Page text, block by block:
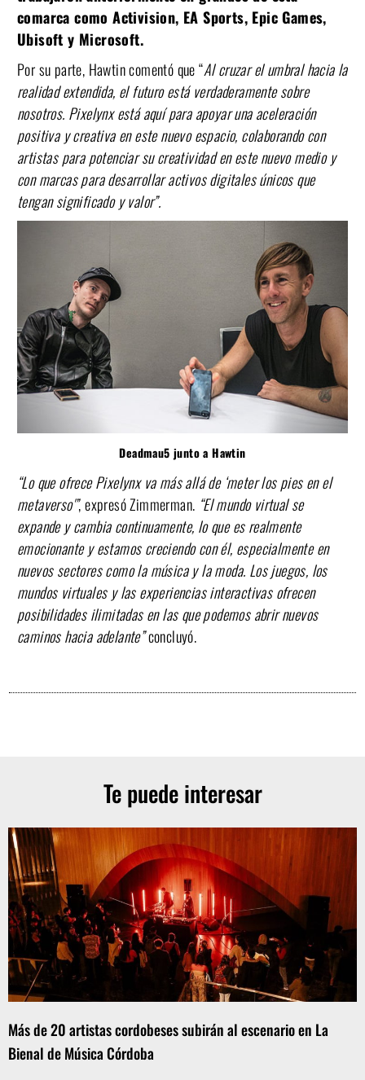
comarca como Activision, EA Sports, Epic Games,
Ubisoft y Microsoft.
Por su parte, Hawtin comentó que “Al cruzar el umbral hacia la
realidad extendida, el futuro está verdaderamente sobre
nosotros. Pixelynx está aquí para apoyar una aceleración
positiva y creativa en este nuevo espacio, colaborando con
artistas para potenciar su creatividad en este nuevo medio y
con marcas para desarrollar activos digitales únicos que
tengan significado y valor”.
Deadmau5 junto a Hawtin
“Lo que ofrece Pixelynx va más allá de ‘meter los pies en el
metaverso'”, expresó Zimmerman. “El mundo virtual se
expande y cambia continuamente, lo que es realmente
emocionante y estamos creciendo con él, especialmente en
nuevos sectores como la música y la moda. Los juegos, los
mundos virtuales y las experiencias interactivas ofrecen
posibilidades ilimitadas en las que podemos abrir nuevos
caminos hacia adelante”concluyó.
Te puede interesar
Más de 20 artistas cordobeses subirán al escenario en La
Bienal de Música Córdoba